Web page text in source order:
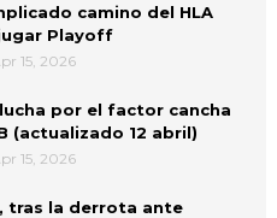
camino del HLA
Playoff
15, 2026
por el factor cancha
(actualizado 12 abril)
15, 2026
tras la derrota ante